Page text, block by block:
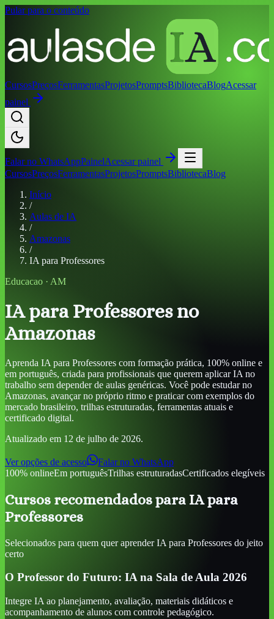
Pular para o conteúdo
CursosPreçosFerramentasProjetosPromptsBibliotecaBlogAcessar
painel
Falar no WhatsAppPainelAcessar painel
CursosPreçosFerramentasProjetosPromptsBibliotecaBlog
Início
/
Aulas de IA
/
Amazonas
/
IA para Professores
Educacao · AM
IA para Professores no
Amazonas
Aprenda IA para Professores com formação prática, 100% online e
em português, criada para profissionais que querem aplicar IA no
trabalho sem depender de aulas genéricas. Você pode estudarno
Amazonas, avançar no próprio ritmo e praticar com exemplos do
mercado brasileiro, trilhas estruturadas, ferramentas atuais e
certificado digital.
Atualizado em 12 de julho de 2026.
Ver opções de acesso
Falar no WhatsApp
100% onlineEm portuguêsTrilhas estruturadasCertificados elegíveis
Cursos recomendados para IA para
Professores
Selecionados para quem quer aprenderIA para Professores do jeito
certo
O Professor do Futuro: IA na Sala de Aula 2026
Integre IA ao planejamento, avaliação, materiais didáticos e
acompanhamento de alunos com controle pedagógico.